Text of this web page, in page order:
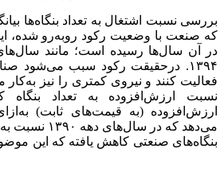
بررسی‌‌‌ نسبت‌‌‌ اشتغال به‌‌‌ تعداد بنگاه‌ها
که‌‌‌ صنعت‌‌‌ با وضعیت‌‌‌ رکود روبه‌‌‌رو شده،
١٣٩۴. درحقیقت‌‌‌ رکود سبب‌‌‌ می‌شود
فعالیت‌‌‌ کنند و نیروی‌‌‌ کمتری را‌‌‌ نیز
نسبت‌‌‌ ارزش‌افزوده به‌‌‌ تعداد بنگاه
ارزش‌افزوده (به‌‌‌ قیمت‌های‌‌‌ ثابت‌‌‌)
بنگاه‌های‌‌‌ صنعتی‌‌‌ کاهش‌‌‌ یافته‌‌‌ که‌‌‌ این‌‌‌